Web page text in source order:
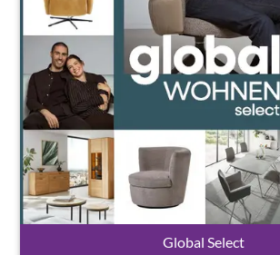
Global Select